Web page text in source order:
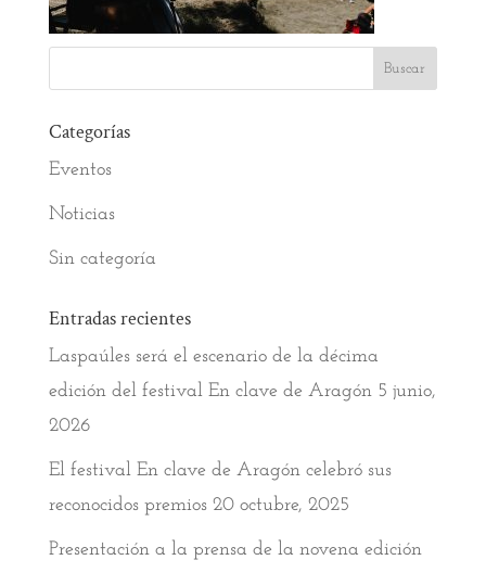
Categorías
Eventos
Noticias
Sin categoría
Entradas recientes
Laspaúles será el escenario de la décima
edición del festival En clave de Aragón 5 junio,
2026
El festival En clave de Aragón celebró sus
reconocidos premios 20 octubre, 2025
Presentación a la prensa de la novena edición